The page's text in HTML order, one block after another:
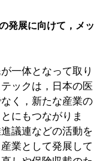
発展に向けて，メッ
一体となって取り
ックは，日本の医
く，新たな産業の
にもつながりま
議連などの活動を
業として発展して